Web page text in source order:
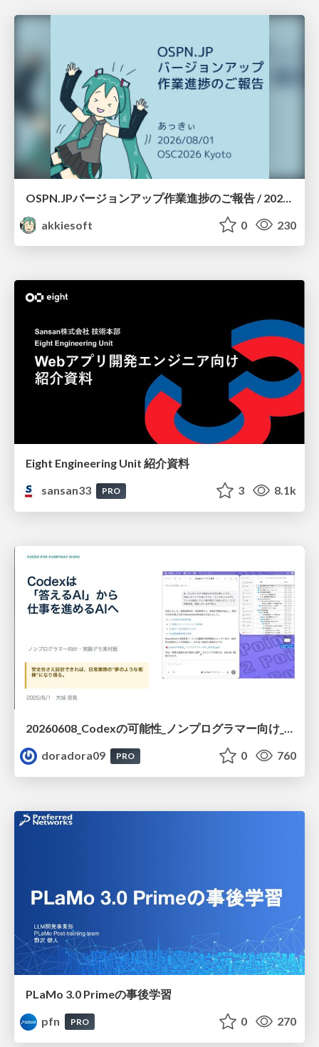
akkiesoft
0 230
Eight Engineering Unit 紹介資料
sansan33
PRO 3 8.1k
20260608_Codexの可能性_ノンプログラマー向け_大城追記
doradora09
PRO 0 760
PLaMo 3.0 Primeの事後学習
pfn
PRO 0 270